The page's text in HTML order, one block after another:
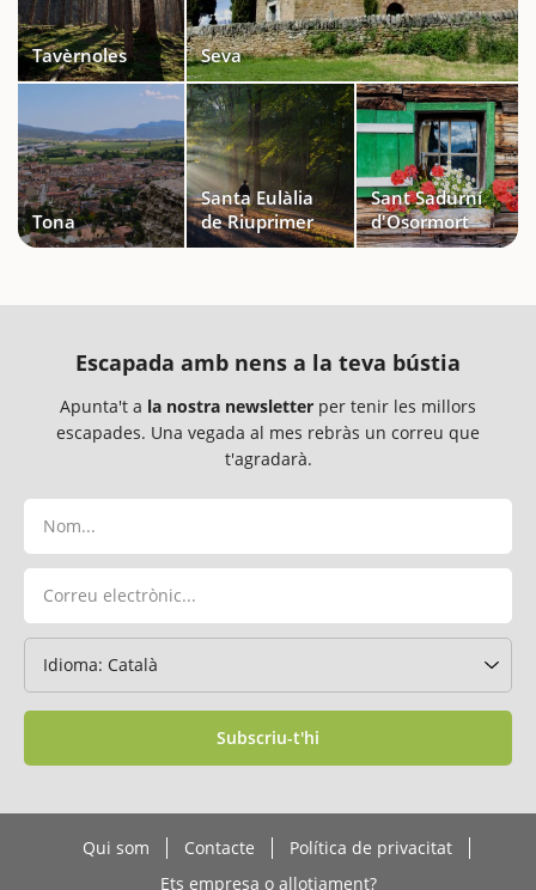
Tavèrnoles Seva
Tona
Santa Eulàlia
de Riuprimer
Sant Sadurní
d'Osormort
Escapada amb nens a la teva bústia
Apunta't a la nostra newsletter per tenir les millors
escapades. Una vegada al mes rebràs un correu que
t'agradarà.
Subscriu-t'hi
Qui som Contacte
Política de privacitat
Ets empresa o allotjament?